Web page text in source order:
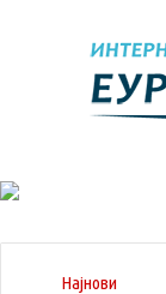
Најнови